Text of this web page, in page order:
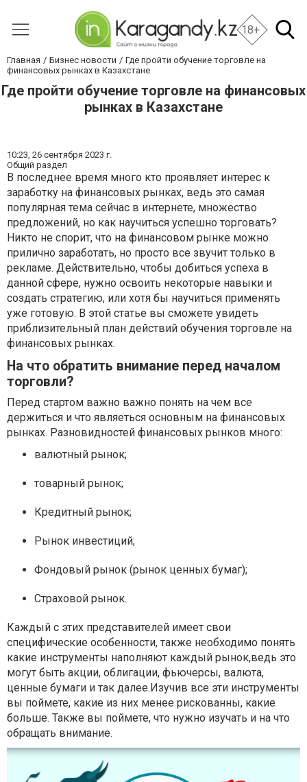
18+
Главная Бизнес новости
Где пройти обучение торговле на
финансовых рынках в Казахстане
Где пройти обучение торговле на финансовых
рынках в Казахстане
10:23, 26 сентября 2023 г.
Общий раздел
В последнее время много кто проявляет интерес к
заработку на финансовых рынках, ведь это самая
популярная тема сейчас в интернете, множество
предложений, но как научиться успешно торговать?
Никто не спорит, что на финансовом рынке можно
прилично заработать, но просто все звучит только в
рекламе. Действительно, чтобы добиться успеха в
данной сфере, нужно освоить некоторые навыки и
создать стратегию, или хотя бы научиться применять
уже готовую. В этой статье вы сможете увидеть
приблизительный план действий обучения торговле на
финансовых рынках.
На что обратить внимание перед началом
торговли?
Перед стартом важно важно понять на чем все
держиться и что являеться основным на финансовых
рынках. Разновидностей финансовых рынков много:
валютный рынок;
товарный рынок;
Кредитный рынок;
Рынок инвестиций;
Фондовый рынок (рынок ценных бумаг);
Страховой рынок.
Каждый с этих представителей имеет свои
специфические особенности, также необходимо понять
какие инструменты наполняют каждый рынок,ведь это
могут быть акции, облигации, фьючерсы, валюта,
ценные бумаги и так далее.Изучив все эти инструменты
вы поймете, какие из них менее рискованны, какие
больше. Также вы поймете, что нужно изучать и на что
обращать внимание.